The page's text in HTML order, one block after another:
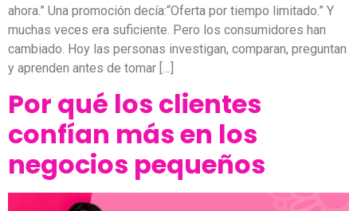
ahora.” Una promoción decía:“Oferta por tiempo limitado.” Y
muchas veces era suficiente. Pero los consumidores han
cambiado. Hoy las personas investigan, comparan, preguntan
y aprenden antes de tomar […]
Por qué los clientes
confían más en los
negocios pequeños